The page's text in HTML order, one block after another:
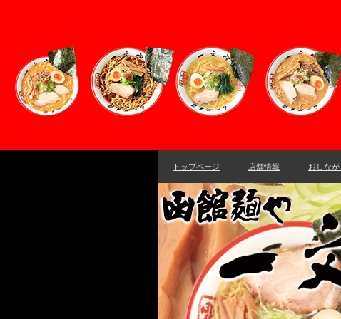
トップページ 店舗情報 おしなが